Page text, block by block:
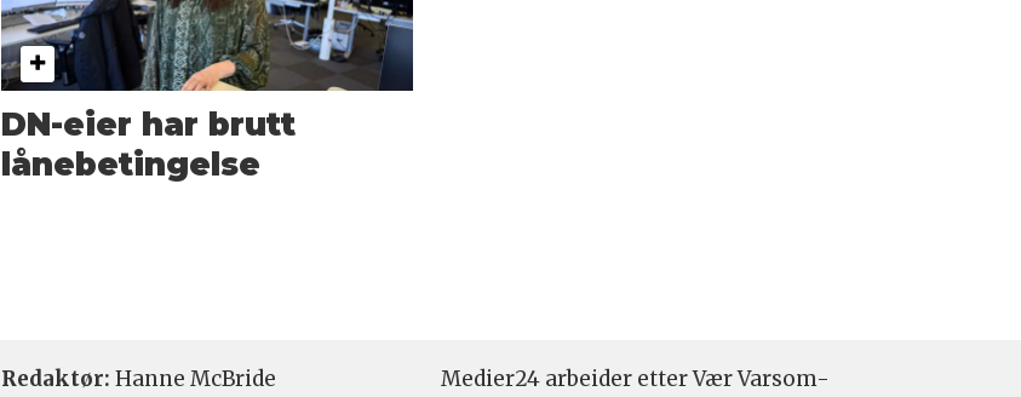
DN-eier har brutt
lånebetingelse
Redaktør: Hanne McBride
Medier24 arbeider etter Vær Varsom-